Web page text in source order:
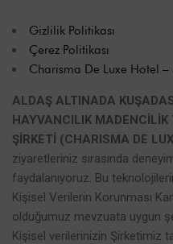
Gizlilik Politikası
Çerez Politikası
Charisma De Luxe Hotel –
ALDAŞ ALTINADA
HAYVANCILIK
ŞİRKETİ (CHARISMA DE
ziyaretleriniz sırasında
faydalanıyoruz. Bu
Kişisel Verilerin Korunması
olduğumuz mevzuata uygun
Kişisel verilerinizin Şirketimiz